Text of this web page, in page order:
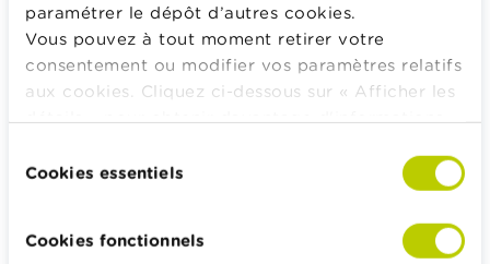
paramétrer le dépôt d’autres cookies.
Vous pouvez à tout moment retirer votre
consentement ou modifier vos paramètres relatifs
aux cookies. Cliquez ci-dessous sur « Afficher les
consultable dans son intégralité
duCookies essentiels
Cookies fonctionnels
Calculateurs, conseils pratiques, checklists
Budget, payer, emprunter et assurer
Famille
Épargner et investir
Hériter